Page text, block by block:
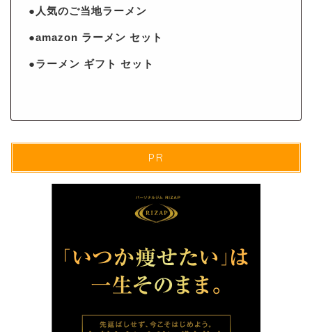
●人気のご当地ラーメン
●amazon ラーメン セット
●ラーメン ギフト セット
PR